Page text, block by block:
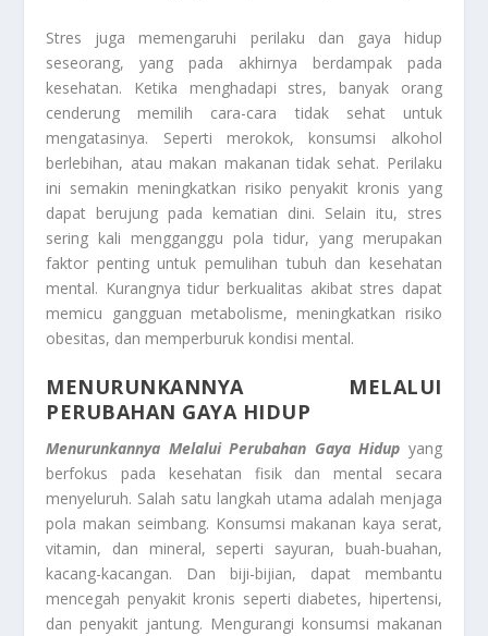
Stres juga memengaruhi perilaku dan gaya hidup
seseorang, yang pada akhirnya berdampak pada
kesehatan. Ketika menghadapi stres, banyak orang
cenderung memilih cara-cara tidak sehat untuk
mengatasinya. Seperti merokok, konsumsi alkohol
berlebihan, atau makan makanan tidak sehat. Perilaku
ini semakin meningkatkan risiko penyakit kronis yang
dapat berujung pada kematian dini. Selain itu, stres
sering kali mengganggu pola tidur, yang merupakan
faktor penting untuk pemulihan tubuh dan kesehatan
mental. Kurangnya tidur berkualitas akibat stres dapat
memicu gangguan metabolisme, meningkatkan risiko
obesitas, dan memperburuk kondisi mental.
MENURUNKANNYA MELALUI
PERUBAHAN GAYA HIDUP
Menurunkannya Melalui Perubahan Gaya Hidup yang
berfokus pada kesehatan fisik dan mental secara
menyeluruh. Salah satu langkah utama adalah menjaga
pola makan seimbang. Konsumsi makanan kaya serat,
vitamin, dan mineral, seperti sayuran, buah-buahan,
kacang-kacangan. Dan biji-bijian, dapat membantu
mencegah penyakit kronis seperti diabetes, hipertensi,
dan penyakit jantung. Mengurangi konsumsi makanan